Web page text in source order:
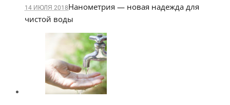
14 ИЮЛЯ 2018Нанометрия — новая надежда для
чистой воды